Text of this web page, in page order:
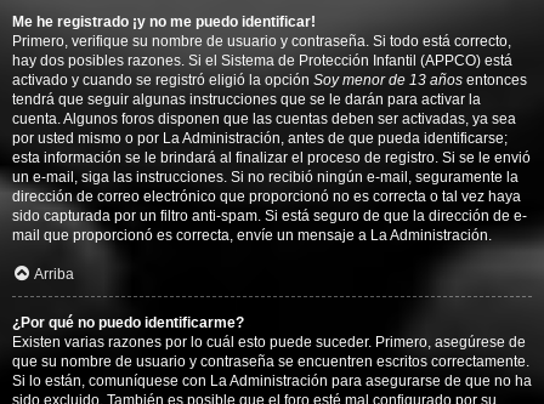
Me he registrado ¡y no me puedo identificar!
Primero, verifique su nombre de usuario y contraseña. Si todo está correcto,
hay dos posibles razones. Si el Sistema de Protección Infantil (APPCO) está
activado y cuando se registró eligió la opción Soy menor de 13 años entonces
tendrá que seguir algunas instrucciones que se le darán para activar la
cuenta. Algunos foros disponen que las cuentas deben ser activadas, ya sea
por usted mismo o por La Administración, antes de que pueda identificarse;
esta información se le brindará al finalizar el proceso de registro. Si se le envió
un e-mail, siga las instrucciones. Si no recibió ningún e-mail, seguramente la
dirección de correo electrónico que proporcionó no es correcta o tal vez haya
sido capturada por un filtro anti-spam. Si está seguro de que la dirección de e-
mail que proporcionó es correcta, envíe un mensaje a La Administración.
Arriba
¿Por qué no puedo identificarme?
Existen varias razones por lo cuál esto puede suceder. Primero, asegúrese de
que su nombre de usuario y contraseña se encuentren escritos correctamente.
Si lo están, comuníquese con La Administración para asegurarse de que no ha
sido excluido. También es posible que el foro esté mal configurado por su